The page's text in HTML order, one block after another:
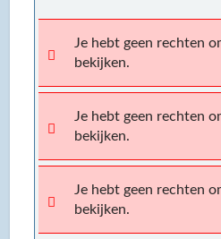
Je hebt geen rechten
bekijken.
Je hebt geen rechten
bekijken.
Je hebt geen rechten
bekijken.